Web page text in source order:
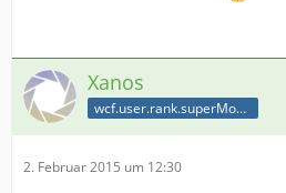
Xanos
wcf.user.rank.superModerator
2. Februar 2015 um 12:30